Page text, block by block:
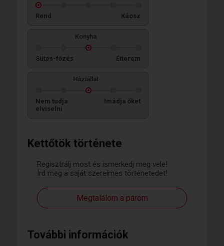
Kettőtök története
Regisztrálj most és ismerkedj meg vele!
Írd meg a saját szerelmes történetedet!
Megtalálom a párom
További információk
Rend Káosz
Konyha
Sütés-főzés Étterem
Háziállat
Nem tudja
elviselni
Imádja őket